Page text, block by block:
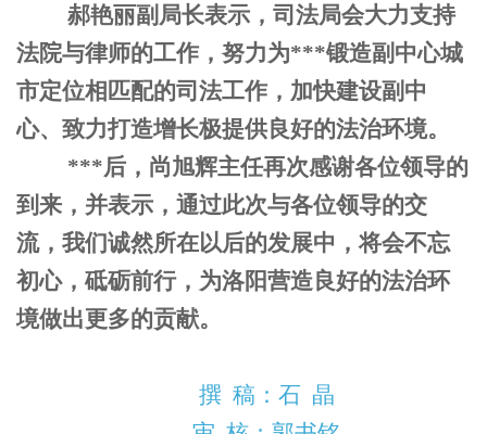
郝艳丽副局长表示，司法局会大力支持
法院与律师的工作，努力为***锻造副中心城
市定位相匹配的司法工作，加快建设副中
心、致力打造增长极提供良好的法治环境。
***后，尚旭辉主任再次感谢各位领导的
到来，并表示，通过此次与各位领导的交
流，我们诚然所在以后的发展中，将会不忘
初心，砥砺前行，为洛阳营造良好的法治环
境做出更多的贡献。
撰 稿： 石 晶